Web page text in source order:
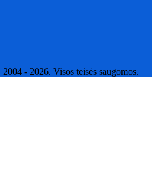
- 2026. Visos teisės saugomos.